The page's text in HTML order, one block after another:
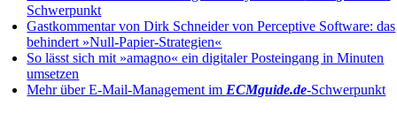
Schwerpunkt
Gastkommentar von Dirk Schneider von Perceptive Software: das
behindert »Null-Papier-Strategien«
So lässt sich mit »amagno« ein digitaler Posteingang in Minuten
umsetzen
Mehr über E-Mail-Management im ECMguide.de-Schwerpunkt